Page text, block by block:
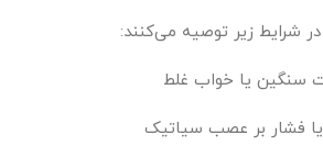
شرایط زیر توصیه می‌کنند:
سنگین یا خواب غلط
فشار بر عصب سیاتیک